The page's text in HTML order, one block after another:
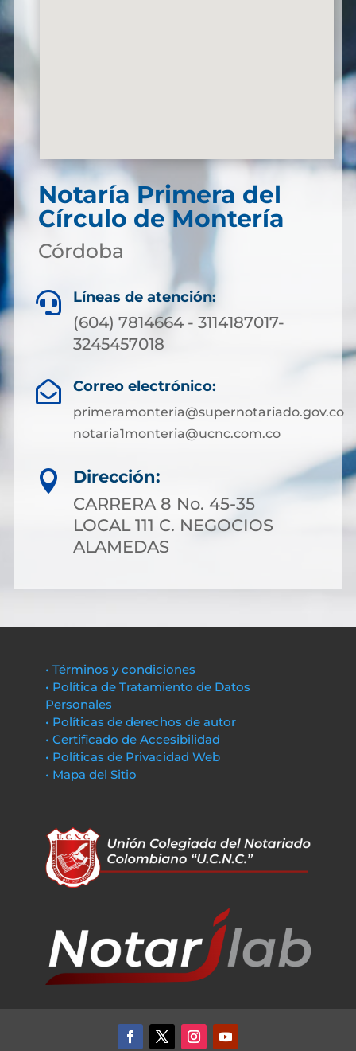
Notaría Primera del
Círculo de Montería
Córdoba
 Líneas de atención:
(604) 7814664 - 3114187017-
3245457018
 Correo electrónico:
primeramonteria@supernotariado.gov.co
notaria1monteria@ucnc.com.co

Dirección:
CARRERA 8 No. 45-35
LOCAL 111 C. NEGOCIOS
ALAMEDAS
• Términos y condiciones
• Política de Tratamiento de Datos
Personales
• Políticas de derechos de autor
• Certificado de Accesibilidad
• Políticas de Privacidad Web
• Mapa del Sitio